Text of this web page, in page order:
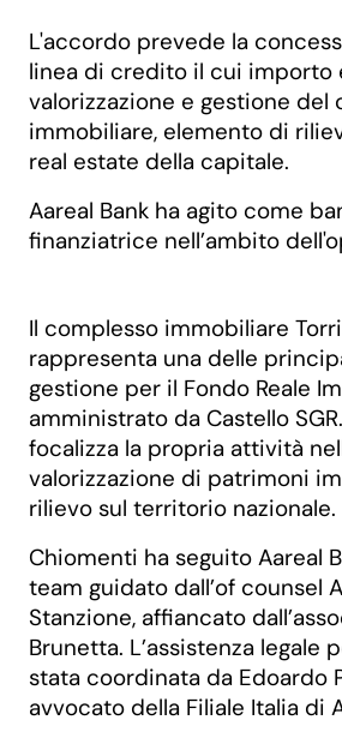
L'accordo prevede la
linea di credito il cui importo
valorizzazione e gestione del
immobiliare, elemento di
real estate della capitale.
Aareal Bank ha agito come
finanziatrice nell’ambito
Il complesso immobiliare
rappresenta una delle
gestione per il Fondo Reale
amministrato da Castello
focalizza la propria attività
valorizzazione di patrimoni
rilievo sul territorio nazionale.
Chiomenti ha seguito Aareal
team guidato dall’of counsel
Stanzione, affiancato
Brunetta. L’assistenza legale
stata coordinata da Edoardo
avvocato della Filiale Italia di